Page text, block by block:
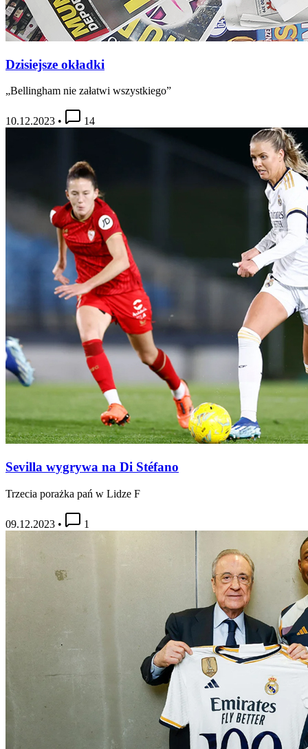
Dzisiejsze okładki
„Bellingham nie załatwi wszystkiego”
10.12.2023 • 14
Sevilla wygrywa na Di Stéfano
Trzecia porażka pań w Lidze F
09.12.2023 • 1